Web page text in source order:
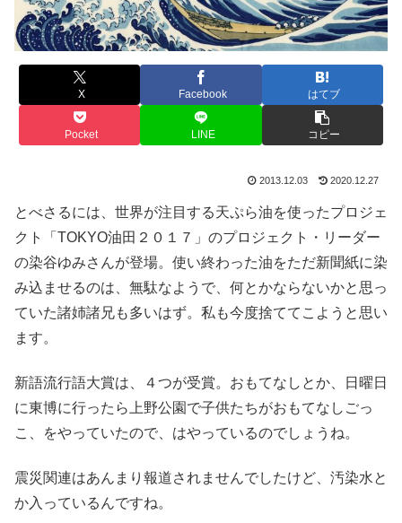
X Facebook はてブ
Pocket LINE コピー
2013.12.03 2020.12.27
とべさるには、世界が注目する天ぷら油を使ったプロジェ
クト「TOKYO油田２０１７」のプロジェクト・リーダー
の染谷ゆみさんが登場。使い終わった油をただ新聞紙に染
み込ませるのは、無駄なようで、何とかならないかと思っ
ていた諸姉諸兄も多いはず。私も今度捨ててこようと思い
ます。
新語流行語大賞は、４つが受賞。おもてなしとか、日曜日
に東博に行ったら上野公園で子供たちがおもてなしごっ
こ、をやっていたので、はやっているのでしょうね。
震災関連はあんまり報道されませんでしたけど、汚染水と
か入っているんですね。